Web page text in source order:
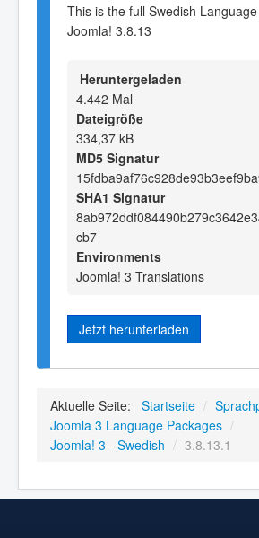
This is the full Swedish
Joomla! 3.8.13
Heruntergeladen
4.442 Mal
Dateigröße
334,37 kB
MD5 Signatur
SHA1 Signatur
cb7
Environments
Joomla! 3 Translations
Jetzt herunterladen
Aktuelle Seite: Startseite /
Joomla 3 Language Packages /
Joomla! 3 - Swedish / 3.8.13.1